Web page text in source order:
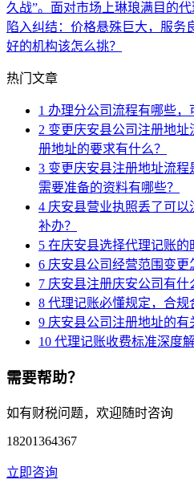
久战”。面对市场上琳琅满目的
陷入纠结：价格悬殊巨大，服务
好的机构该怎么挑？
热门文章
1 办理分公司流程有哪些，
2 变更庆安县公司注册地
册地址的要求有什么？
3 变更庆安县注册地址流
需要准备的资料有哪些？
4 庆安县营业执照丢了可
补办？
5 在庆安县选择代理记账的
6 庆安县公司经营范围变更
7 庆安县注册庆安公司有什
8 代理记账必懂规定，合规
9 庆安县公司注册地址的有
10 代理记账收费标准深度
需要帮助？
如有财税问题，欢迎随时咨询
18201364367
立即咨询